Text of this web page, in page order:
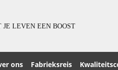
JE LEVEN EEN BOOST
ons Fabrieksreis